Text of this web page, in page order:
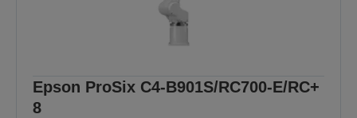
Epson ProSix C4-B901S/RC700-E/RC+
8